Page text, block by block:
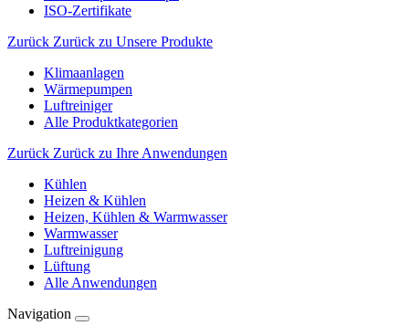
ISO-Zertifikate
Zurück Zurück zu Unsere Produkte
Klimaanlagen
Wärmepumpen
Luftreiniger
Alle Produktkategorien
Zurück Zurück zu Ihre Anwendungen
Kühlen
Heizen & Kühlen
Heizen, Kühlen & Warmwasser
Warmwasser
Luftreinigung
Lüftung
Alle Anwendungen
Navigation